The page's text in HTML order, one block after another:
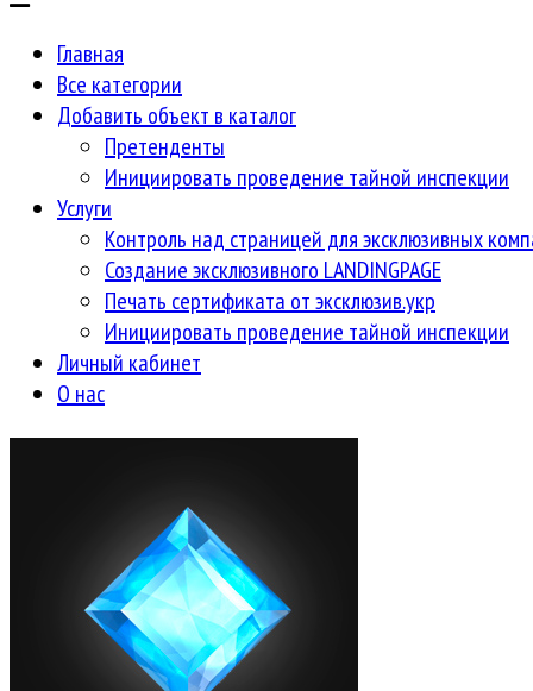
Главная
Все категории
Добавить объект в каталог
Претенденты
Инициировать проведение тайной инспекции
Услуги
Контроль над страницей для эксклюзивных
Создание эксклюзивного LANDINGPAGE
Печать сертификата от эксклюзив.укр
Инициировать проведение тайной инспекции
Личный кабинет
О нас